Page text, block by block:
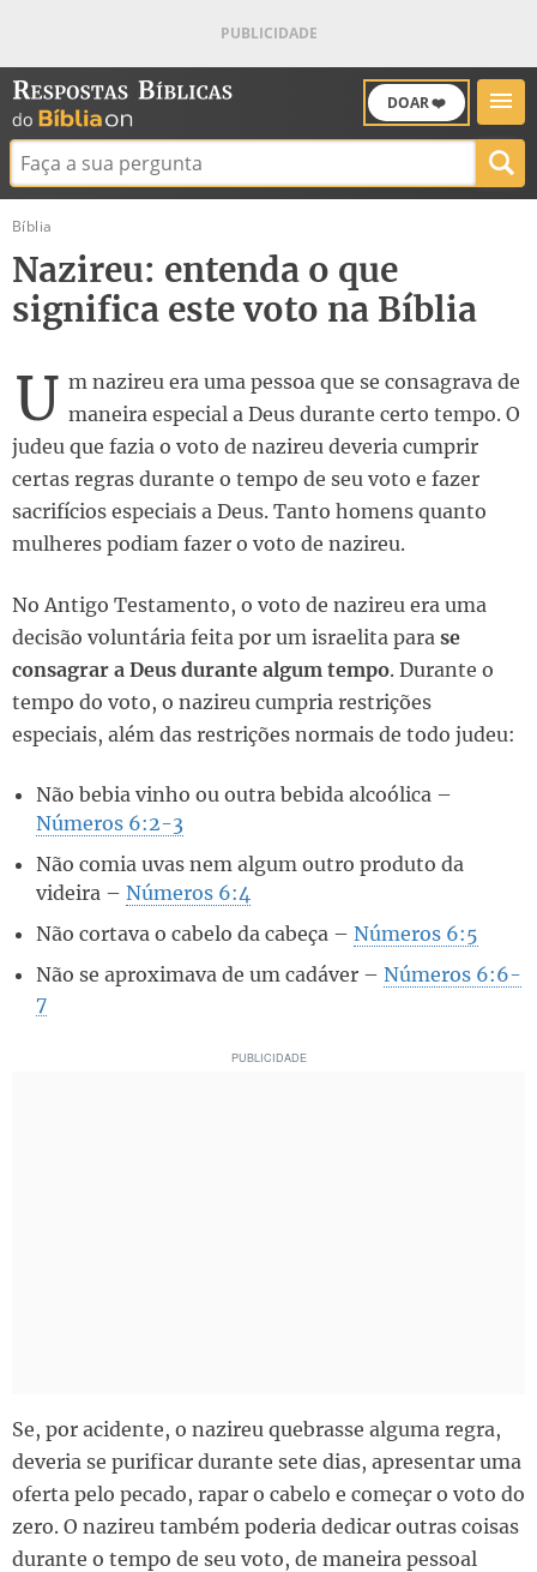
DOAR ❤️
Buscar:
Bíblia
Nazireu: entenda o que
significa este voto na Bíblia
U m nazireu era uma pessoa que se consagrava de
maneira especial a Deus durante certo tempo. O
judeu que fazia o voto de nazireu deveria cumprir
certas regras durante o tempo de seu voto e fazer
sacrifícios especiais a Deus. Tanto homens quanto
mulheres podiam fazer o voto de nazireu.
No Antigo Testamento, o voto de nazireu era uma
decisão voluntária feita por um israelita para se
consagrar a Deus durante algum tempo. Durante o
tempo do voto, o nazireu cumpria restrições
especiais, além das restrições normais de todo judeu:
Não bebia vinho ou outra bebida alcoólica –
Números 6:2-3
Não comia uvas nem algum outro produto da
videira – Números 6:4
Não cortava o cabelo da cabeça – Números 6:5
Não se aproximava de um cadáver – Números 6:6-
7
Se, por acidente, o nazireu quebrasse alguma regra,
deveria se purificar durante sete dias, apresentar uma
oferta pelo pecado, rapar o cabelo e começar o voto do
zero. O nazireu também poderia dedicar outras coisas
durante o tempo de seu voto, de maneira pessoal